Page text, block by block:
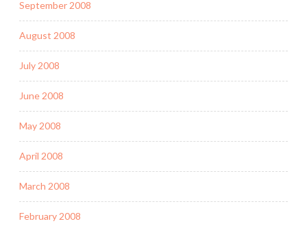
September 2008
August 2008
July 2008
June 2008
May 2008
April 2008
March 2008
February 2008